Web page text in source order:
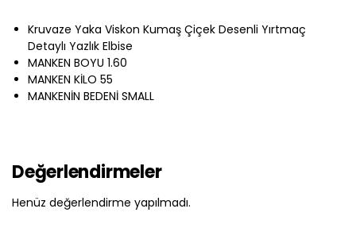
Kruvaze Yaka Viskon Kumaş Çiçek Desenli Yırtmaç
Detaylı Yazlık Elbise
MANKEN BOYU 1.60
MANKEN KİLO 55
MANKENİN BEDENİ SMALL
Değerlendirmeler
Henüz değerlendirme yapılmadı.